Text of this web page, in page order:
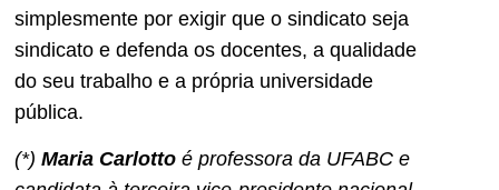
simplesmente por exigir que o sindicato seja
sindicato e defenda os docentes, a qualidade
do seu trabalho e a própria universidade
pública.
(*) Maria Carlotto é professora da UFABC e